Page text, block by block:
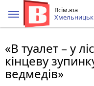
Всім.юа
«В туалет – у
кінцеву
ведмедів»